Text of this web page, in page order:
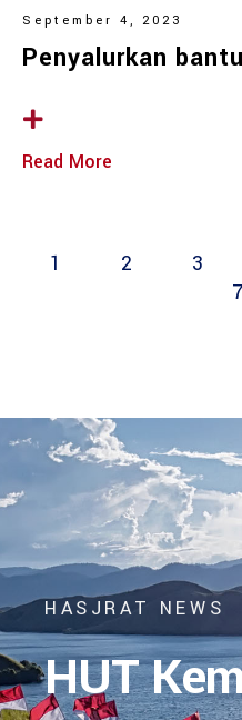
September 4, 2023
Penyalurkan
Read More
1 2 3
7
HASJRAT NEWS
HUT